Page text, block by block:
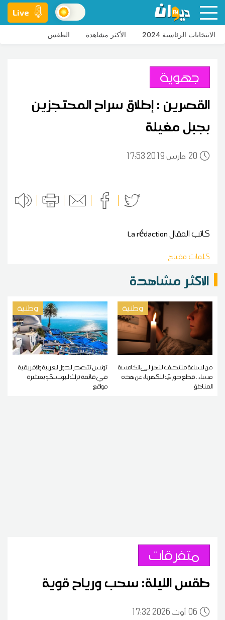
Live
الانتخابات الرئاسية 2024 الأكثر مشاهدة الطقس
جهوية
القصرين : إطلاق سراح المحتجزين
بجبل مغيلة
20 17:53 2019 مارس
كاتب المقالLa rédaction
كلمات مفتاح
الاكثر مشاهدة
وطنية
من الساعة منتصف النهار إلى الخامسة
مساء.. قطع دوري للكهرباء عن هذه
المناطق
وطنية
تونس تتصدر الدول العربية والإفريقية
في قائمة تراث اليونسكو بعشرة
مواقع
متفرقات
طقس الليلة: سحب ورياح قوية
0617:32 2026 أوت